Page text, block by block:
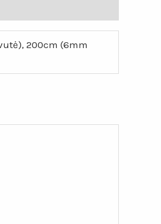
200cm (6mm